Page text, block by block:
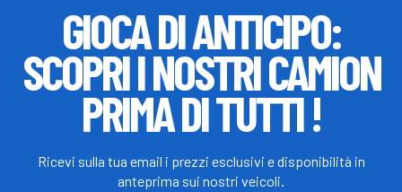
GIOCA DI ANTICIPO:
SCOPRI I NOSTRI CAMION
PRIMA DI TUTTI !
Ricevi sulla tua email i prezzi esclusivi e disponibilità in
anteprima sui nostri veicoli.